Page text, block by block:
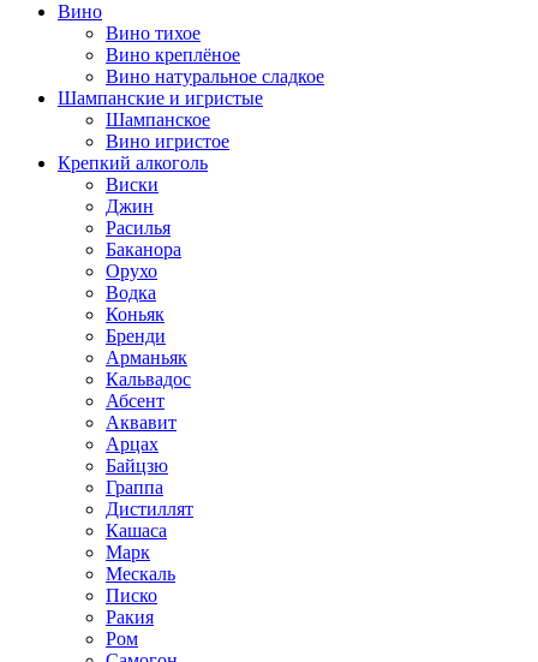
Вино
Вино тихое
Вино креплёное
Вино натуральное сладкое
Шампанские и игристые
Шампанское
Вино игристое
Крепкий алкоголь
Виски
Джин
Расилья
Баканора
Орухо
Водка
Коньяк
Бренди
Арманьяк
Кальвадос
Абсент
Аквавит
Арцах
Байцзю
Граппа
Дистиллят
Кашаса
Марк
Мескаль
Писко
Ракия
Ром